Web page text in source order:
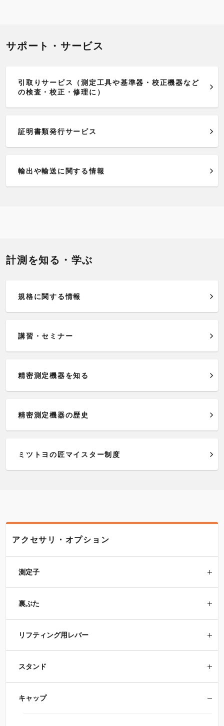
サポート・サービス
引取りサービス（測定工具や基準器・校正機器など
の検査・校正・修理に）
証明書類発行サービス
輸出や輸送に関する情報
計測を知る・学ぶ
規格に関する情報
講習・セミナー
精密測定機器を知る
精密測定機器の歴史
ミツトヨの匠マイスター制度
アクセサリ・オプション
測定子
裏ぶた
リフティング用レバー
スタンド
キャップ